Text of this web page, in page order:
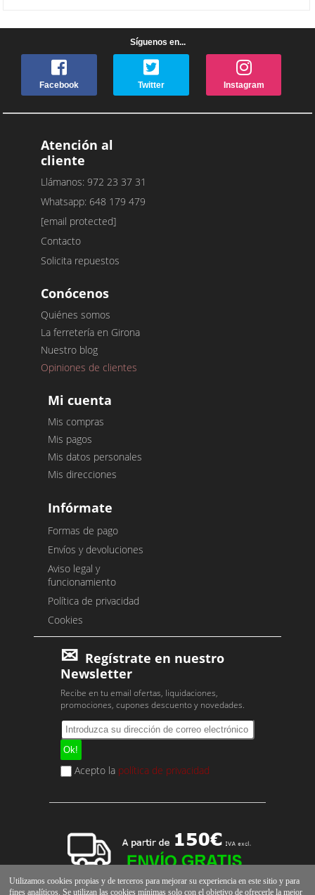
Síguenos en...
Facebook Twitter Instagram
Atención al
cliente
Llámanos: 972 23 37 31
Whatsapp: 648 179 479
[email protected]
Contacto
Solicita repuestos
Conócenos
Quiénes somos
La ferretería en Girona
Nuestro blog
Opiniones de clientes
Mi cuenta
Mis compras
Mis pagos
Mis datos personales
Mis direcciones
Infórmate
Formas de pago
Envíos y devoluciones
Aviso legal y
funcionamiento
Política de privacidad
Cookies
Regístrate en nuestro
Newsletter
Recibe en tu email ofertas, liquidaciones,
promociones, cupones descuento y novedades.
Acepto la política de privacidad
Utilizamos cookies propias y de terceros para mejorar su experiencia en este sitio y para
fines analíticos. Se utilizan las cookies mínimas solo con el objetivo de ofrecerle la mejor